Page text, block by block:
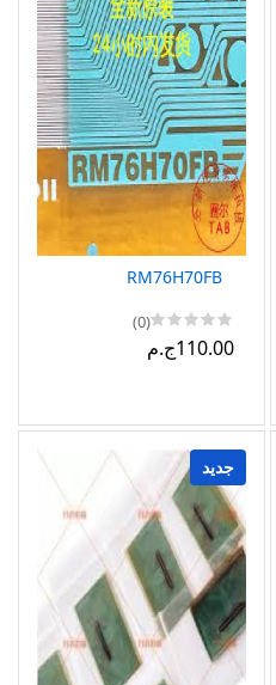
RM76H70FB
(0)
110.00ج.م
جديد